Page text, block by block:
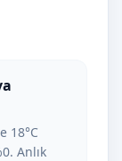
18°C
Anlık